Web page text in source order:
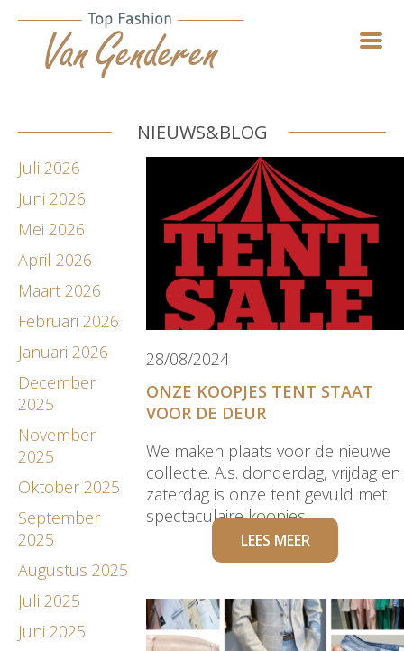
NIEUWS&BLOG
Juli 2026
Juni 2026
Mei 2026
April 2026
Maart 2026
Februari 2026
Januari 2026
December
2025
November
2025
Oktober 2025
September
2025
Augustus 2025
Juli 2025
Juni 2025
28/08/2024
ONZE KOOPJES TENT STAAT
VOOR DE DEUR
We maken plaats voor de nieuwe
collectie. A.s. donderdag, vrijdag en
zaterdag is onze tent gevuld met
spectaculaire koopjes.
LEES MEER